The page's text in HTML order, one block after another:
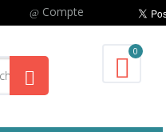
Compte
0